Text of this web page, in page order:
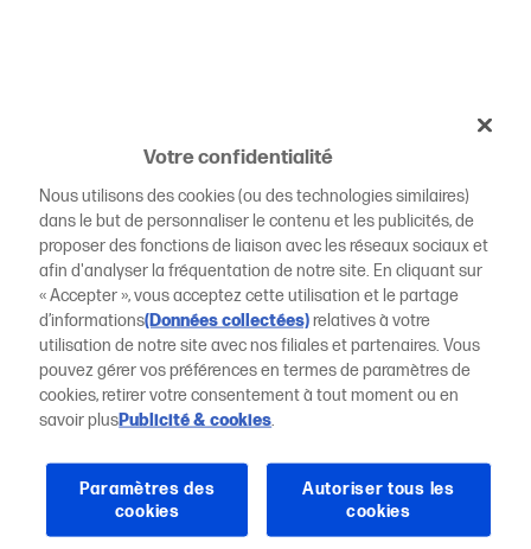
Votre confidentialité
Nous utilisons des cookies (ou des technologies similaires)
dans le but de personnaliser le contenu et les publicités, de
proposer des fonctions de liaison avec les réseaux sociaux et
afin d'analyser la fréquentation de notre site. En cliquant sur
« Accepter », vous acceptez cette utilisation et le partage
d’informations(Données collectées)relatives à votre
utilisation de notre site avec nos filiales et partenaires. Vous
pouvez gérer vos préférences en termes de paramètres de
cookies, retirer votre consentement à tout moment ou en
savoir plusPublicité & cookies.
Paramètres des
cookies
Autoriser tous les
cookies